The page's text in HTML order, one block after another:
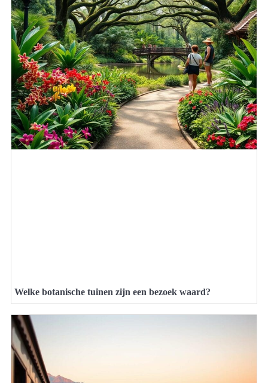
Welke botanische tuinen zijn een bezoek waard?